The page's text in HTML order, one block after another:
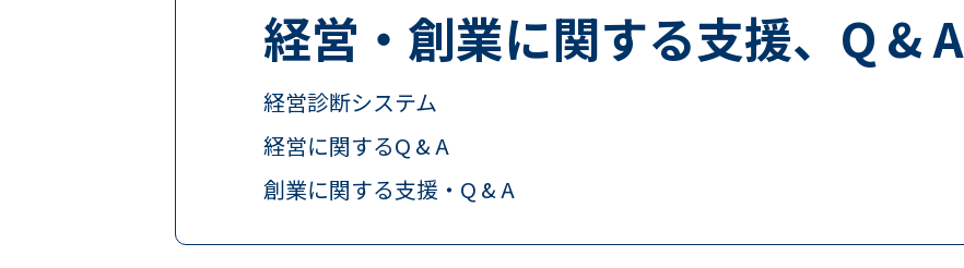
経営・創業に関する支援、Q & A
経営診断システム
経営に関するQ & A
創業に関する支援・Q & A